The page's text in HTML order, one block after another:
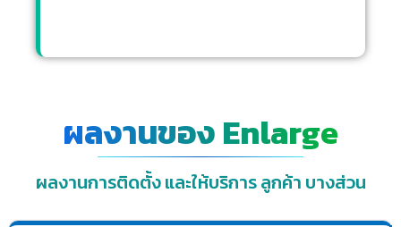
ผลงานของ Enlarge
ผลงานการติดตั้ง และให้บริการ ลูกค้า บางส่วน